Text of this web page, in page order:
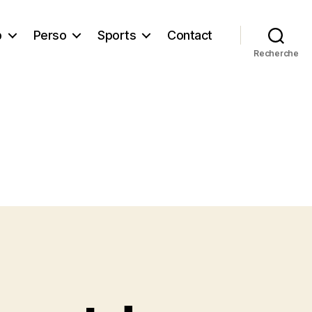
Perso Sports Contact
Recherche